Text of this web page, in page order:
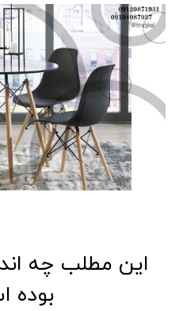
این مطلب چه
بوده